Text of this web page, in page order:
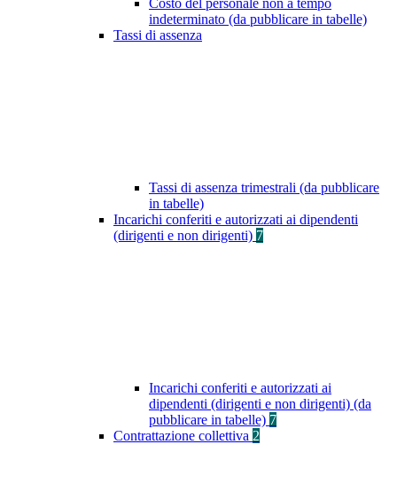
Costo del personale non a tempo
indeterminato (da pubblicare in tabelle)
Tassi di assenza
Tassi di assenza trimestrali (da pubblicare
in tabelle)
Incarichi conferiti e autorizzati ai dipendenti
(dirigenti e non dirigenti) 7
Incarichi conferiti e autorizzati ai
dipendenti (dirigenti e non dirigenti) (da
pubblicare in tabelle) 7
Contrattazione collettiva 2